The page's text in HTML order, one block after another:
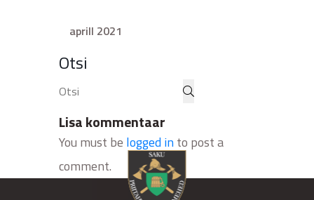
aprill 2021
Otsi
Lisa kommentaar
You must be logged into post a
comment.